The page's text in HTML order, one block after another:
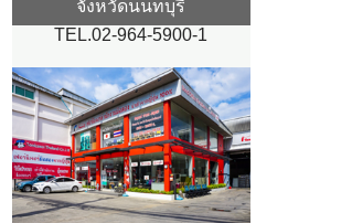
จังหวัดนนทบุรี
TEL.02-964-5900-1